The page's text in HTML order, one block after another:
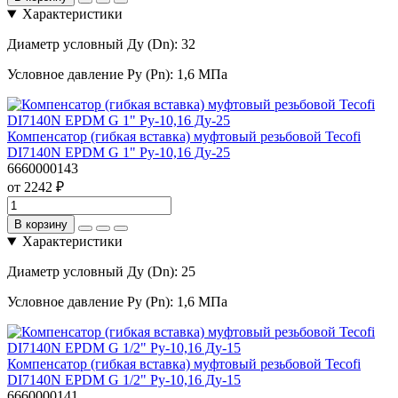
Характеристики
Диаметр условный Ду (Dn): 32
Условное давление Ру (Pn): 1,6 МПа
Компенсатор (гибкая вставка) муфтовый резьбовой Tecofi
DI7140N EPDM G 1" Ру-10,16 Ду-25
6660000143
от 2242 ₽
В корзину
Характеристики
Диаметр условный Ду (Dn): 25
Условное давление Ру (Pn): 1,6 МПа
Компенсатор (гибкая вставка) муфтовый резьбовой Tecofi
DI7140N EPDM G 1/2" Ру-10,16 Ду-15